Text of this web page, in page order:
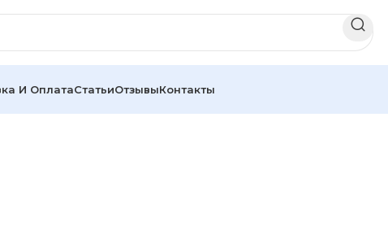
И ОплатаСтатьиОтзывыКонтакты